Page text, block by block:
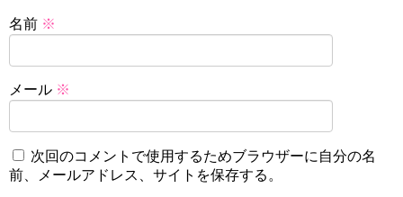
名前 ※
メール ※
次回のコメントで使用するためブラウザーに自分の名
前、メールアドレス、サイトを保存する。